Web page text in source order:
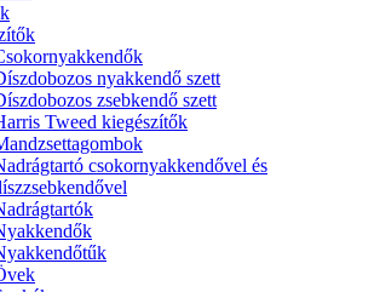
nyakkendő szett
zsebkendő szett
Tweed kiegészítők
csokornyakkendővel és